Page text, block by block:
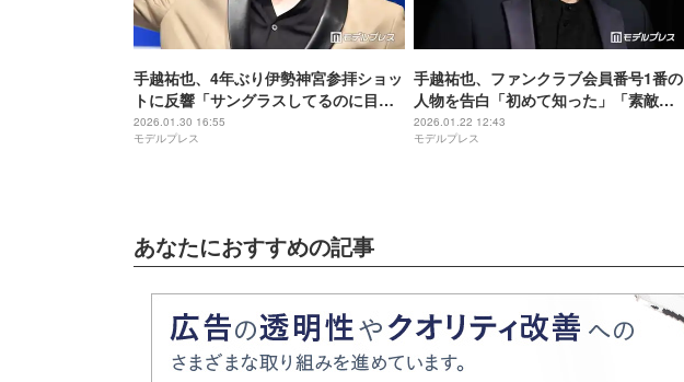
手越祐也、4年ぶり伊勢神宮参拝ショッ
トに反響「サングラスしてるのに目立
つ」「10倍輝いてる」
2026.01.30 16:55
モデルプレス
手越祐也、ファンクラブ会員番号1番の
人物を告白「初めて知った」「素敵す
ぎる」の声相次ぐ
2026.01.22 12:43
モデルプレス
あなたにおすすめの記事